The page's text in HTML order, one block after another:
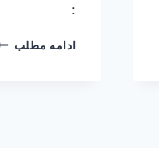
:
ادامه مطلب